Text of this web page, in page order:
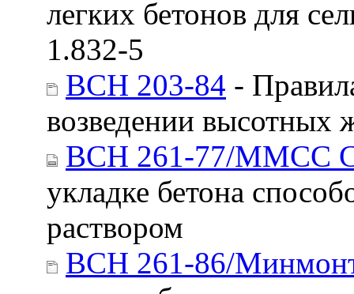
легких бетонов для
1.832-5
ВСН 203-84 -
возведении высотных
ВСН 261-77/ММСС
укладке бетона
раствором
ВСН 261-86/